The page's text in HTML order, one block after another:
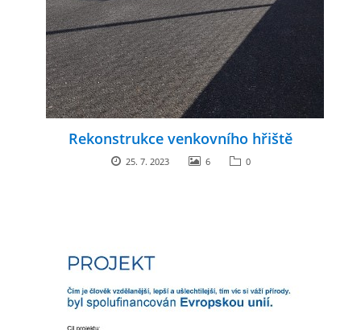
Rekonstrukce venkovního hřiště
25. 7. 2023 6 0